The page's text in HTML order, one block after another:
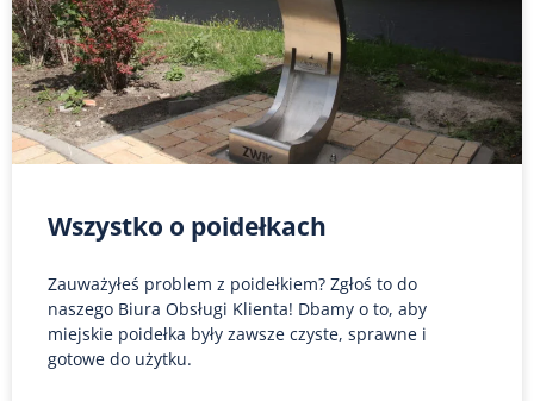
Wszystko o poidełkach
Zauważyłeś problem z poidełkiem? Zgłoś to do
naszego Biura Obsługi Klienta! Dbamy o to, aby
miejskie poidełka były zawsze czyste, sprawne i
gotowe do użytku.